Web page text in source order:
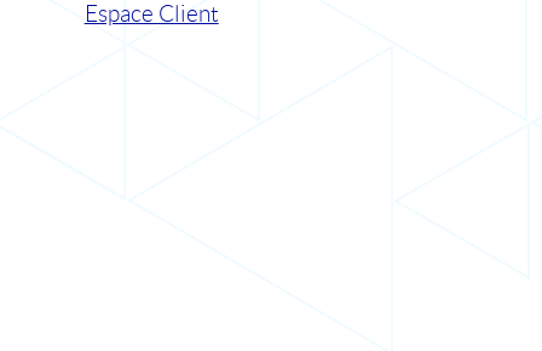
Espace Client